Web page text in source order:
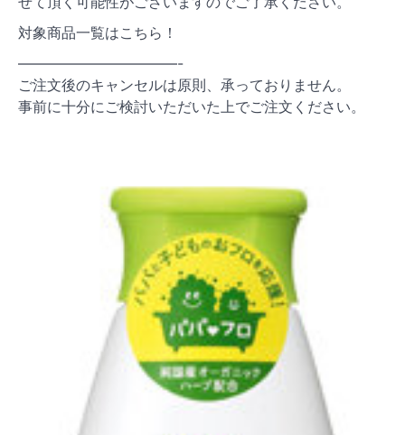
対象商品一覧はこちら！
———————————-
ご注文後のキャンセルは原則、承っておりません。
事前に十分にご検討いただいた上でご注文ください。